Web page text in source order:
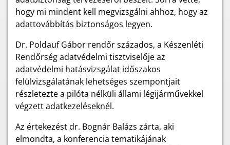
hogy mi mindent kell megvizsgálni ahhoz, hogy az
adattovábbítás biztonságos legyen.
Dr. Poldauf Gábor rendőr százados, a Készenléti
Rendőrség adatvédelmi tisztviselője az
adatvédelmi hatásvizsgálat időszakos
felülvizsgálatának lehetséges szempontjait
részletezte a pilóta nélküli állami légijárművekkel
végzett adatkezeléseknél.
Az értekezést dr. Bognár Balázs zárta, aki
elmondta, a konferencia tematikájának